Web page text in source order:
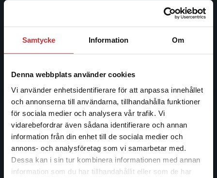
Samtycke Information Om
Denna webbplats använder cookies
Vi använder enhetsidentifierare för att anpassa innehållet
och annonserna till användarna, tillhandahålla funktioner
för sociala medier och analysera vår trafik. Vi
vidarebefordrar även sådana identifierare och annan
information från din enhet till de sociala medier och
annons- och analysföretag som vi samarbetar med.
Dessa kan i sin tur kombinera informationen med annan
information som du har tillhandahållit eller som de har
Begränsad fraktregion
ledande utbildningsförlag. Med läromedel, kurslitteratur,
facklitteratur, utbildningar och digitala
längs hela kunskapsresan.
Kontakta oss
Kontakta oss
046-31 20 00
Postadress: